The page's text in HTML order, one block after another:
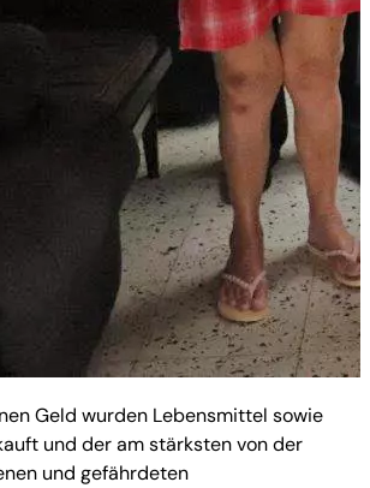
Geld wurden Lebensmittel sowie
und der am stärksten von der
und gefährdeten